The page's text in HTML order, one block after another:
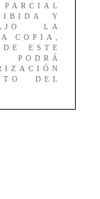
Y
LA
COPIA,
ESTE
DEL